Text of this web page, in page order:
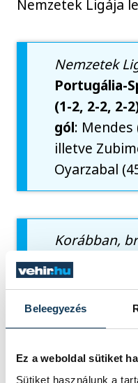
Beleegyezés
Ez a weboldal sütiket
Sütiket használunk a
Nemzetek Ligája
Nemzetek
Portugália-
(1-2, 2-2, 2-
gól: Mendes
illetve
Oyarzabal
Korábban,
0 (1-0)
gól: Mbappé
sport ország-